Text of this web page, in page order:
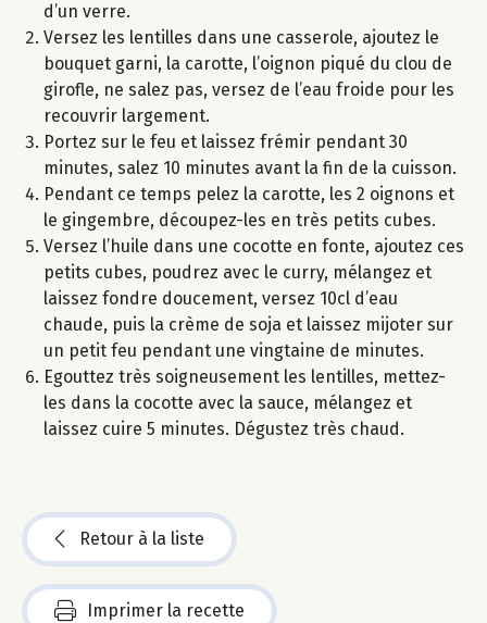
d’un verre.
Versez les lentilles dans une casserole, ajoutez le
bouquet garni, la carotte, l’oignon piqué du clou de
girofle, ne salez pas, versez de l’eau froide pour les
recouvrir largement.
Portez sur le feu et laissez frémir pendant 30
minutes, salez 10 minutes avant la fin de la cuisson.
Pendant ce temps pelez la carotte, les 2 oignons et
le gingembre, découpez-les en très petits cubes.
Versez l’huile dans une cocotte en fonte, ajoutez ces
petits cubes, poudrez avec le curry, mélangez et
laissez fondre doucement, versez 10cl d’eau
chaude, puis la crème de soja et laissez mijoter sur
un petit feu pendant une vingtaine de minutes.
Egouttez très soigneusement les lentilles, mettez-
les dans la cocotte avec la sauce, mélangez et
laissez cuire 5 minutes. Dégustez très chaud.
Retour à la liste
Imprimer la recette